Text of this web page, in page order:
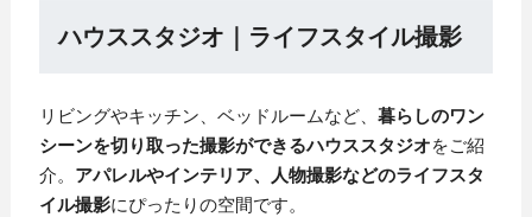
ハウススタジオ｜ライフスタイル撮影
リビングやキッチン、ベッドルームなど、 暮らしのワン
シーンを切り取った撮影ができるハウススタジオをご紹
介。 アパレルやインテリア、人物撮影などのライフスタ
イル撮影にぴったりの空間です。